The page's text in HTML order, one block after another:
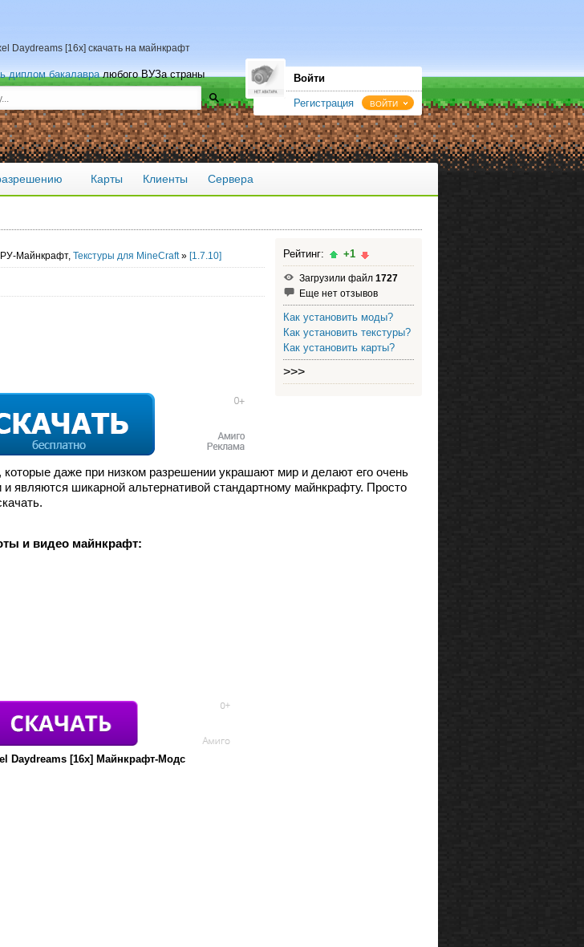
Daydreams [16х] скачать на майнкрафт
диплом бакалавралюбого ВУЗа страны Войти
Регистрация ВОЙТИ
Карты Клиенты Сервера
РУ-Майнкрафт, Текстуры для MineCraft» [1.7.10] Рейтинг: +1
Загрузили файл 1727
Еще нет отзывов
Как установить моды?
Как установить текстуры?
Как установить карты?
>>>
которые даже при низком разрешении украшают мир и делают его очень
являются шикарной альтернативой стандартному майнкрафту. Просто
и видео майнкрафт:
Daydreams [16х] Майнкрафт-Модс